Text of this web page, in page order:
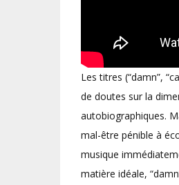
Les titres (“damn”,
de doutes sur la
autobiographiques.
mal-être pénible à
musique
matière idéale,